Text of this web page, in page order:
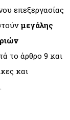
επεξεργασίας
μεγάλης
το άρθρο 9 και
και